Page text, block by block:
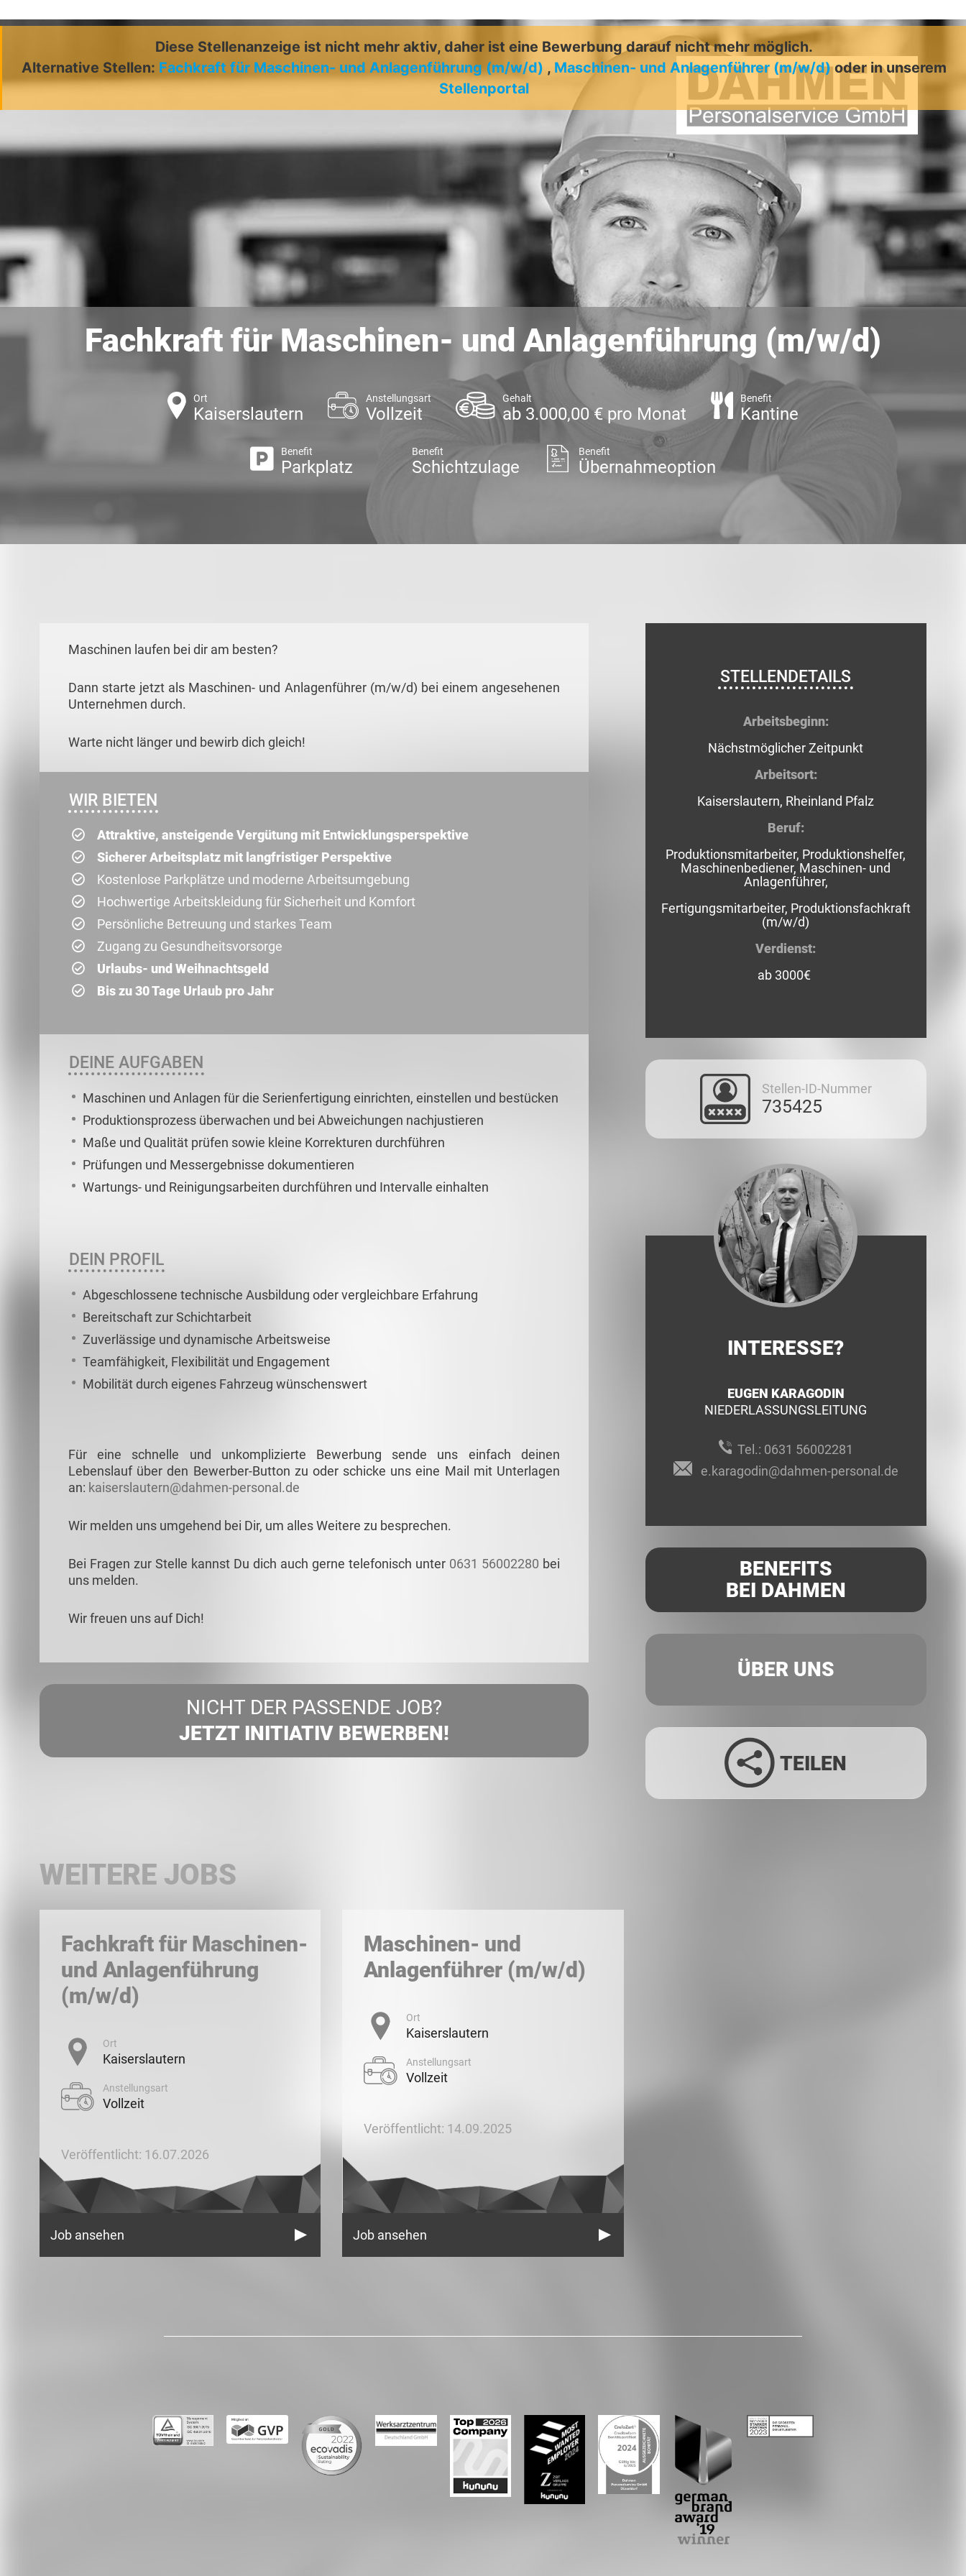
Diese Stellenanzeige ist nicht mehr aktiv, daher ist eine Bewerbung darauf nicht mehr möglich.
Alternative Stellen: Fachkraft für Maschinen- und Anlagenführung (m/w/d) , Maschinen- und Anlagenführer (m/w/d) oder in unserem
Stellenportal
Fachkraft für Maschinen- und Anlagenführung (m/w/d)
Ort
Kaiserslautern
Anstellungsart
Vollzeit
Gehalt
ab 3.000,00 € pro Monat
Benefit
Kantine
Benefit
Parkplatz
Benefit
Schichtzulage
Benefit
Übernahmeoption
Maschinen laufen bei dir am besten?
Dann starte jetzt als Maschinen- und Anlagenführer (m/w/d) bei einem angesehenen
Unternehmen durch.
Warte nicht länger und bewirb dich gleich!
WIR BIETEN
Attraktive, ansteigende Vergütung mit Entwicklungsperspektive
Sicherer Arbeitsplatz mit langfristiger Perspektive
Kostenlose Parkplätze und moderne Arbeitsumgebung
Hochwertige Arbeitskleidung für Sicherheit und Komfort
Persönliche Betreuung und starkes Team
Zugang zu Gesundheitsvorsorge
Urlaubs- und Weihnachtsgeld
Bis zu 30 Tage Urlaub pro Jahr
DEINE AUFGABEN
Maschinen und Anlagen für die Serienfertigung einrichten, einstellen und bestücken
Produktionsprozess überwachen und bei Abweichungen nachjustieren
Maße und Qualität prüfen sowie kleine Korrekturen durchführen
Prüfungen und Messergebnisse dokumentieren
Wartungs- und Reinigungsarbeiten durchführen und Intervalle einhalten
DEIN PROFIL
Abgeschlossene technische Ausbildung oder vergleichbare Erfahrung
Bereitschaft zur Schichtarbeit
Zuverlässige und dynamische Arbeitsweise
Teamfähigkeit, Flexibilität und Engagement
Mobilität durch eigenes Fahrzeug wünschenswert
Für eine schnelle und unkomplizierte Bewerbung sende uns einfach deinen
Lebenslauf über den Bewerber-Button zu oder schicke uns eine Mail mit Unterlagen
an: kaiserslautern@dahmen-personal.de
Wir melden uns umgehend bei Dir, um alles Weitere zu besprechen.
Bei Fragen zur Stelle kannst Du dich auch gerne telefonisch unter 0631 56002280 bei
uns melden.
Wir freuen uns auf Dich!
NICHT DER PASSENDE JOB?
JETZT INITIATIV BEWERBEN!
STELLENDETAILS
Arbeitsbeginn:
Nächstmöglicher Zeitpunkt
Arbeitsort:
Kaiserslautern, Rheinland Pfalz
Beruf:
Produktionsmitarbeiter, Produktionshelfer,
Maschinenbediener, Maschinen- und
Anlagenführer,
Fertigungsmitarbeiter, Produktionsfachkraft
(m/w/d)
Verdienst:
ab 3000€
Stellen-ID-Nummer
735425
INTERESSE?
EUGEN KARAGODIN
NIEDERLASSUNGSLEITUNG
Tel.: 0631 56002281
e.karagodin@dahmen-personal.de
BENEFITS
BEI DAHMEN
ÜBER UNS
TEILEN
WEITERE JOBS
Fachkraft für Maschinen-
und Anlagenführung
(m/w/d)
Ort
Kaiserslautern
Anstellungsart
Vollzeit
Veröffentlicht: 16.07.2026
Job ansehen
Maschinen- und
Anlagenführer (m/w/d)
Ort
Kaiserslautern
Anstellungsart
Vollzeit
Veröffentlicht: 14.09.2025
Job ansehen